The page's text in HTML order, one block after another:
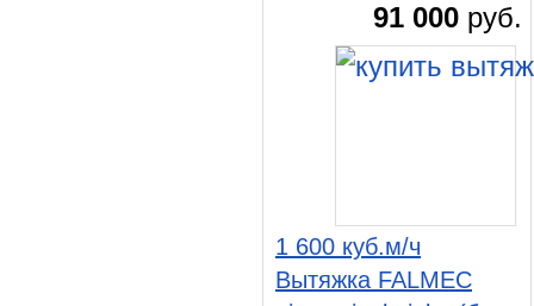
91 000 руб.
1 600 куб.м/ч
Вытяжка FALMEC